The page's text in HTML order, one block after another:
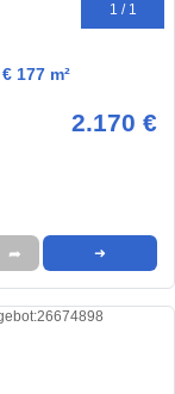
1 / 1
177 m²
2.170 €
➦ ➜